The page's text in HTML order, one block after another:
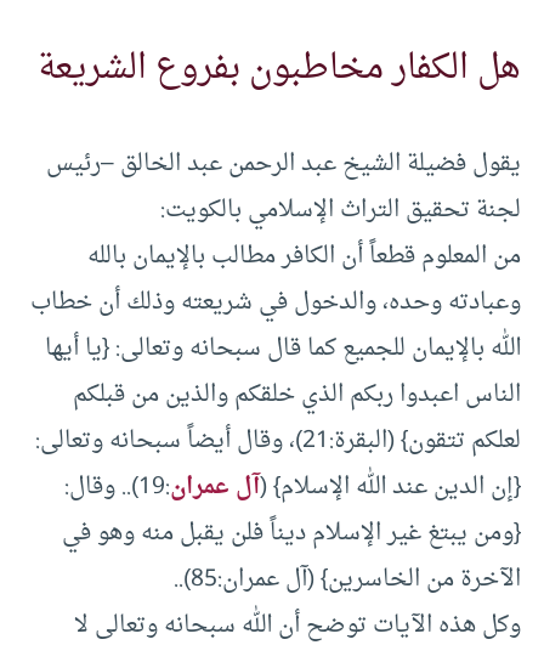
هل الكفار مخاطبون بفروع الشريعة
يقول فضيلة الشيخ عبد الرحمن عبد الخالق –رئيس
لجنة تحقيق التراث الإسلامي بالكويت:
من المعلوم قطعاً أن الكافر مطالب بالإيمان بالله
وعبادته وحده، والدخول في شريعته وذلك أن خطاب
الله بالإيمان للجميع كما قال سبحانه وتعالى: {يا أيها
الناس اعبدوا ربكم الذي خلقكم والذين من قبلكم
لعلكم تتقون} (البقرة:21)، وقال أيضاً سبحانه وتعالى:
{إن الدين عند الله الإسلام} (آل عمران
:19).. وقال:
{ومن يبتغ غير الإسلام ديناً فلن يقبل منه وهو في
الآخرة من الخاسرين} (آل عمران:85)..
وكل هذه الآيات توضح أن الله سبحانه وتعالى لا